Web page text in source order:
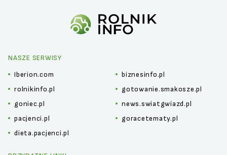
NASZE SERWISY
Iberion.com
biznesinfo.pl
rolnikinfo.pl
gotowanie.smakosze.pl
goniec.pl
news.swiatgwiazd.pl
pacjenci.pl
goracetematy.pl
dieta.pacjenci.pl